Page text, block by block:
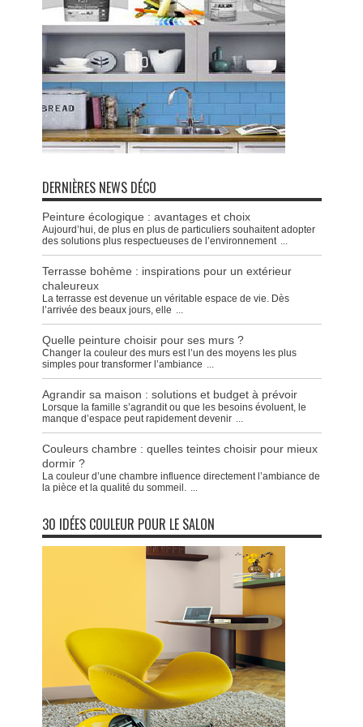
DERNIÈRES NEWS DÉCO
Peinture écologique : avantages et choix
Aujourd’hui, de plus en plus de particuliers souhaitent adopter
des solutions plus respectueuses de l’environnement
Terrasse bohème : inspirations pour un extérieur
chaleureux
La terrasse est devenue un véritable espace de vie. Dès
l’arrivée des beaux jours, elle
Quelle peinture choisir pour ses murs ?
Changer la couleur des murs est l’un des moyens les plus
simples pour transformer l’ambiance
Agrandir sa maison : solutions et budget à prévoir
Lorsque la famille s’agrandit ou que les besoins évoluent, le
manque d’espace peut rapidement devenir
Couleurs chambre : quelles teintes choisir pour mieux
dormir ?
La couleur d’une chambre influence directement l’ambiance de
la pièce et la qualité du sommeil.
30 IDÉES COULEUR POUR LE SALON